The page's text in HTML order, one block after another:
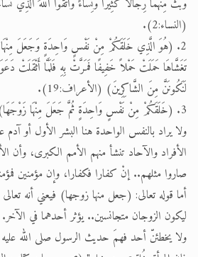
وَبَثَّ مِنْهُمَا رِجَالاً كَثِيرًا وَنِسَاءً وَاتَّقُوا اللَّهَ الَّذِي
(النساء:2).
2. (هُوَ الَّذِي خَلَقَكُمْ مِنْ نَفْسٍ وَاحِدَةٍ وَجَعَلَ مِنْهَا
تَغَشَّاهَا حَمَلَتْ حَمْلاً خَفِيفًا فَمَرَّتْ بِهِ فَلَمَّا أَثْقَلَتْ دَعَوَا
لَنَكُونَنَّ مِنَ الشَّاكِرِينَ) (الأعراف:19).
3. (خَلَقَكُمْ مِنْ نَفْسٍ وَاحِدَةٍ ثُمَّ جَعَلَ مِنْهَا زَوْجَهَا) (الزمر:7).
ولا يراد بالنفس الواحدة هنا البشر الأول أو آدم
الأفراد والآحاد تنشأ منهم الأمم الكبرى، وأن
صاروا مثلهم.. إنْ كفارا فكفارا، وإن مؤمنين
أما قوله تعالى: (جعل منها زوجها) فيعني أنه
ليكون الزوجان متجانسين.. يؤثر أحدهما في الآخر.
ولا يخطئنّ أحد فهمَ حديث الرسول صلى الله عليه